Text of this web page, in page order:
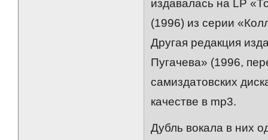
издавалась на LP
(1996) из серии
Другая редакция
Пугачева» (1996,
самиздатовских
качестве в mp3.
Дубль вокала в них